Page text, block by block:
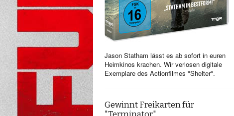
Jason Statham lässt es ab sofort in euren
Heimkinos krachen. Wir verlosen digitale
Exemplare des Actionfilmes "Shelter".
Gewinnt Freikarten für
"Terminator"